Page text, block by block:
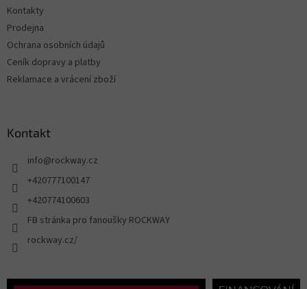
Kontakty
Prodejna
Ochrana osobních údajů
Ceník dopravy a platby
Reklamace a vrácení zboží
Kontakt
info@rockway.cz
+420777100147
+420774100603
FB stránka pro fanoušky ROCKWAY
rockway.cz/